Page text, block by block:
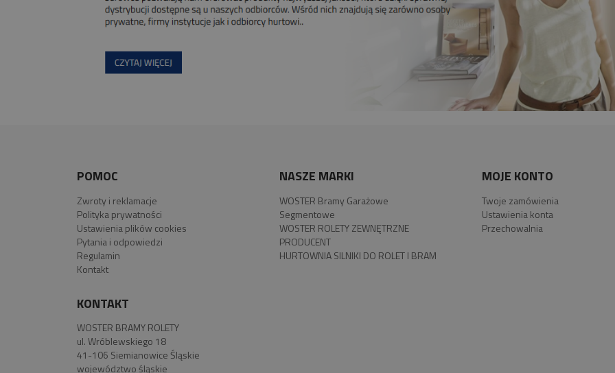
POMOC
Zwroty i reklamacje
Polityka prywatności
Ustawienia plików cookies
Pytania i odpowiedzi
Regulamin
Kontakt
NASZE MARKI
WOSTER Bramy Garażowe
Segmentowe
WOSTER ROLETY ZEWNĘTRZNE
PRODUCENT
HURTOWNIA SILNIKI DO ROLET I BRAM
MOJE KONTO
Twoje zamówienia
Ustawienia konta
Przechowalnia
KONTAKT
WOSTER BRAMY ROLETY
ul. Wróblewskiego 18
41-106 Siemianowice Śląskie
województwo śląskie